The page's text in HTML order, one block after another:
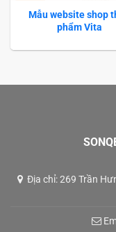
Mẫu website shop
phẩm Vita
Địa chỉ: 269 Trần